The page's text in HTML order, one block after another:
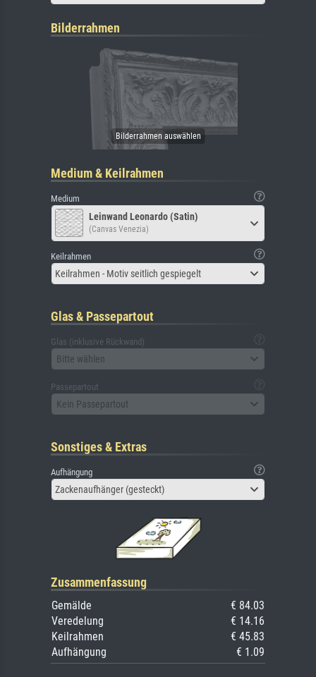
Bilderrahmen
Medium & Keilrahmen
Medium
Leinwand Leonardo (Satin)
(Canvas Venezia)
Keilrahmen
Keilrahmen - Motiv seitlich gespiegelt
Glas & Passepartout
Glas (inklusive Rückwand)
Bitte wählen
Passepartout
Kein Passepartout
Sonstiges & Extras
Aufhängung
Zackenaufhänger (gesteckt)
Zusammenfassung
Gemälde
€ 84.03
Veredelung
€ 14.16
Keilrahmen
€ 45.83
Aufhängung
€ 1.09